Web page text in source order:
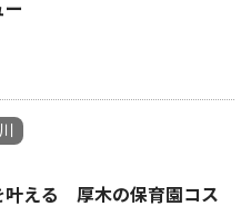
ー
叶える 厚木の保育園コス